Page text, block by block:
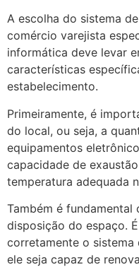
A escolha do sistema
comércio varejista
informática deve levar
características
estabelecimento.
Primeiramente, é
do local, ou seja, a
equipamentos
capacidade de
temperatura adequada
Também é fundamental
disposição do espaço.
corretamente o
ele seja capaz de